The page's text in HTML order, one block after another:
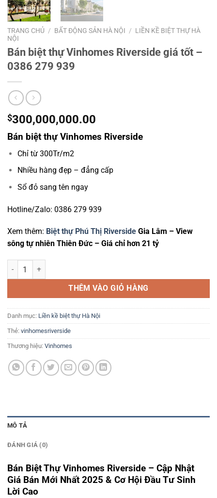
TRANG CHỦ / BẤT ĐỘNG SẢN HÀ NỘI / LIỀN KỀ BIỆT THỰ HÀ
NỘI
Bán biệt thự Vinhomes Riverside giá tốt –
0386 279 939
$300,000,000.00
Bán biệt thự Vinhomes Riverside
Chỉ từ 300Tr/m2
Nhiều hàng đẹp – đẳng cấp
Sổ đỏ sang tên ngay
Hotline/Zalo: 0386 279 939
Xem thêm: Biệt thự Phú Thị Riverside Gia Lâm – View
sông tự nhiên Thiên Đức – Giá chỉ hơn 21 tỷ
Bán biệt thự Vinhomes Riverside giá tốt - 0386 279 939 số lượng
THÊM VÀO GIỎ HÀNG
Danh mục: Liền kề biệt thự Hà Nội
Thẻ: vinhomesriverside
Thương hiệu: Vinhomes
MÔ TẢ
ĐÁNH GIÁ (0)
Bán Biệt Thự Vinhomes Riverside – Cập Nhật
Giá Bán Mới Nhất 2025 & Cơ Hội Đầu Tư Sinh
Lời Cao